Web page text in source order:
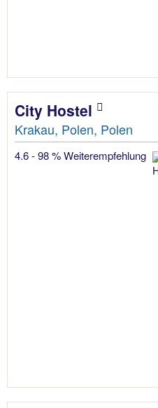
City Hostel
Krakau, Polen, Polen
4.6 - 98 % Weiterempfehlung